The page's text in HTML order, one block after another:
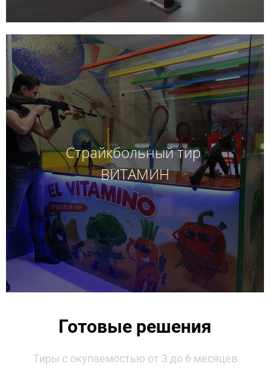
Страйкбольный тир
ВИТАМИН
Готовые решения
Тиры с окупаемостью от 3 до 6 месяцев